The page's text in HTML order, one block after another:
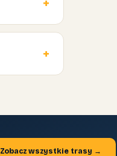
Zobacz wszystkie trasy →